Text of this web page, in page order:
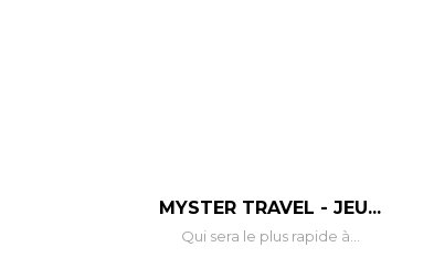
MYSTER TRAVEL - JEU...
Qui sera le plus rapide à...